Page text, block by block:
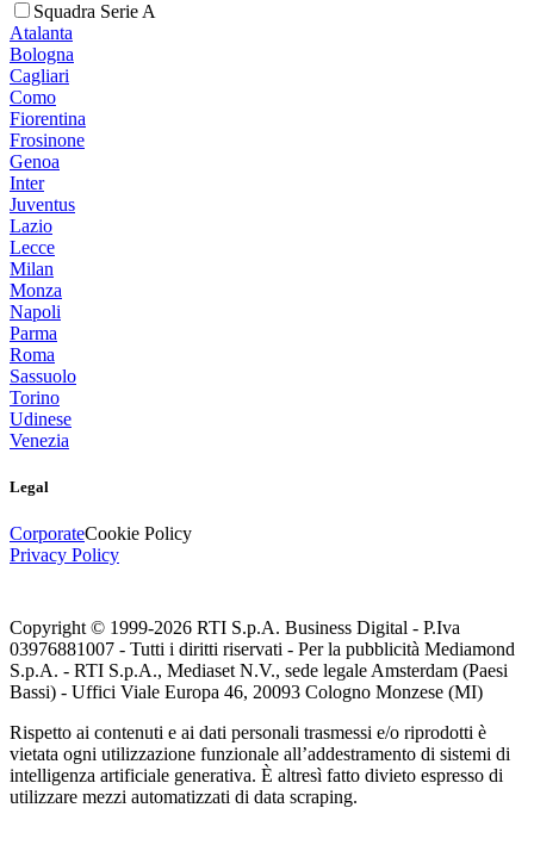
Squadra Serie A
Atalanta
Bologna
Cagliari
Como
Fiorentina
Frosinone
Genoa
Inter
Juventus
Lazio
Lecce
Milan
Monza
Napoli
Parma
Roma
Sassuolo
Torino
Udinese
Venezia
Legal
CorporateCookie Policy
Privacy Policy
Copyright © 1999-2026 RTI S.p.A. Business Digital - P.Iva
03976881007 - Tutti i diritti riservati - Per la pubblicità Mediamond
S.p.A. - RTI S.p.A., Mediaset N.V., sede legale Amsterdam (Paesi
Bassi) - Uffici Viale Europa 46, 20093 Cologno Monzese (MI)
Rispetto ai contenuti e ai dati personali trasmessi e/o riprodotti è
vietata ogni utilizzazione funzionale all’addestramento di sistemi di
intelligenza artificiale generativa. È altresì fatto divieto espresso di
utilizzare mezzi automatizzati di data scraping.